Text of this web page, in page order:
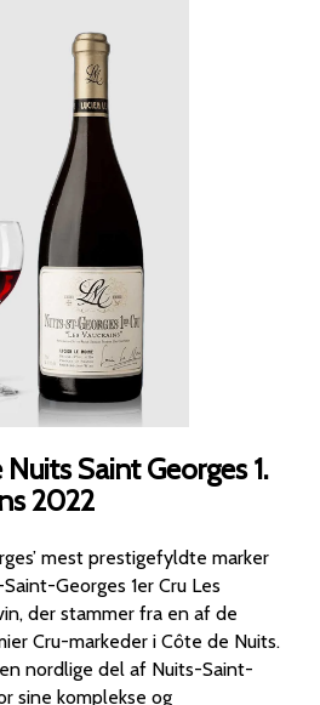
Saint Georges 1.
2022
mest prestigefyldte marker
Georges 1er Cru Les
der stammer fra en af de
Cru-markeder i Côte de Nuits.
nordlige del af Nuits-Saint-
sine komplekse og